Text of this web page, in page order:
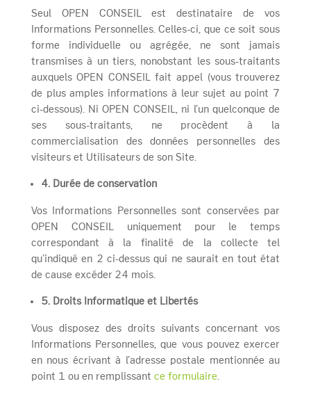
Seul OPEN CONSEIL est destinataire de vos
Informations Personnelles. Celles-ci, que ce soit sous
forme individuelle ou agrégée, ne sont jamais
transmises à un tiers, nonobstant les sous-traitants
auxquels OPEN CONSEIL fait appel (vous trouverez
de plus amples informations à leur sujet au point 7
ci-dessous). Ni OPEN CONSEIL, ni l’un quelconque de
ses sous-traitants, ne procèdent à la
commercialisation des données personnelles des
visiteurs et Utilisateurs de son Site.
4. Durée de conservation
Vos Informations Personnelles sont conservées par
OPEN CONSEIL uniquement pour le temps
correspondant à la finalité de la collecte tel
qu’indiqué en 2 ci-dessus qui ne saurait en tout état
de cause excéder 24 mois.
5. Droits Informatique et Libertés
Vous disposez des droits suivants concernant vos
Informations Personnelles, que vous pouvez exercer
en nous écrivant à l’adresse postale mentionnée au
point 1 ou en remplissant ce formulaire.